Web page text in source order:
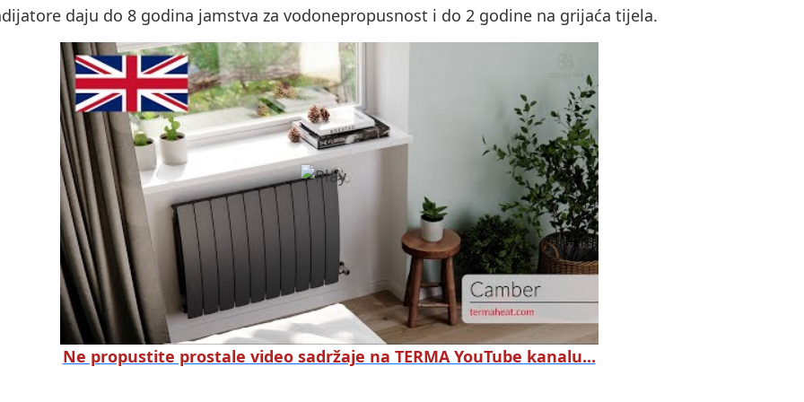
daju do 8 godina jamstva za vodonepropusnost i do 2 godine na grijaća tijela.
Ne propustite prostale video sadržaje na TERMA YouTube kanalu...